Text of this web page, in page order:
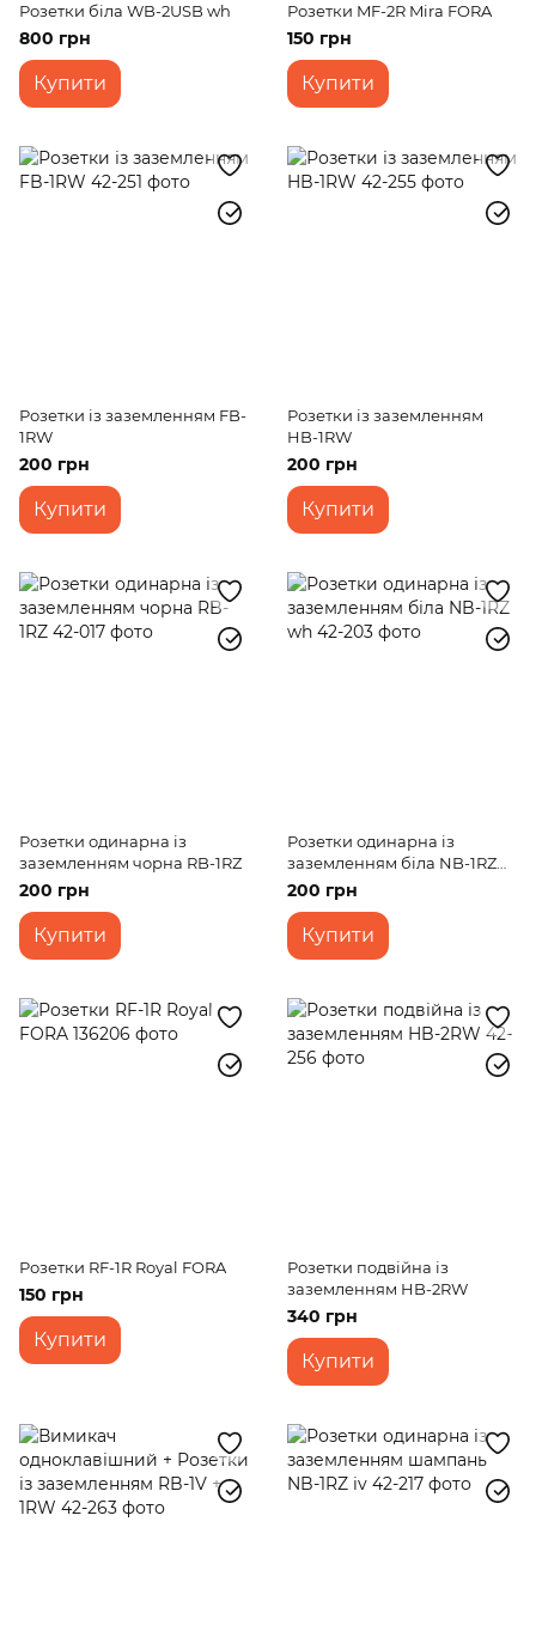
Розетки біла WB-2USB wh
800 грн
Купити
Розетки MF-2R Mira FORA
150 грн
Купити
Розетки із заземленням FB-
1RW
200 грн
Купити
Розетки із заземленням
HB-1RW
200 грн
Купити
Розетки одинарна із
заземленням чорна RB-1RZ
200 грн
Купити
Розетки одинарна із
заземленням біла NB-1RZ
wh
200 грн
Купити
Розетки RF-1R Royal FORA
150 грн
Купити
Розетки подвійна із
заземленням HB-2RW
340 грн
Купити